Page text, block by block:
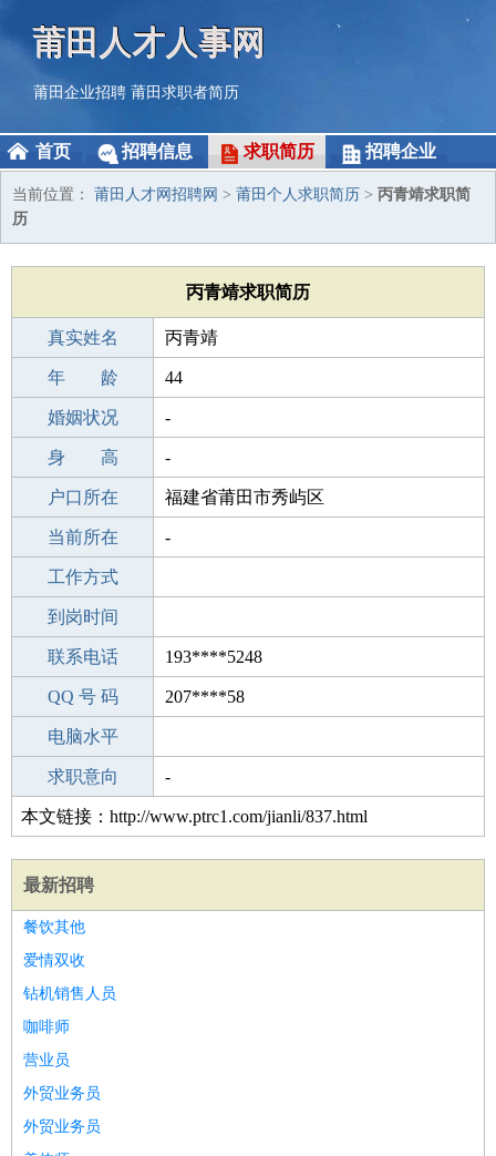
莆田人才人事网
莆田企业招聘 莆田求职者简历
首页 招聘信息 求职简历 招聘企业
当前位置： 莆田人才网招聘网 > 莆田个人求职简历 > 丙青靖求职简
历
丙青靖求职简历
真实姓名 丙青靖
性 别 女
年 龄 44
出生年月 1982-04-29
婚姻状况 -
学 历 高中
身 高 -
毕业学校 高中
户口所在 福建省莆田市秀屿区
所学专业 -
当前所在 -
工作经验
工作方式
驾 照
到岗时间
期望月薪
联系电话 193****5248
手机号码 193****5248
QQ 号 码 207****58
微信号码
电脑水平
外语水平
求职意向 -
本文链接：http://www.ptrc1.com/jianli/837.html
最新招聘
餐饮其他
爱情双收
钻机销售人员
咖啡师
营业员
外贸业务员
外贸业务员